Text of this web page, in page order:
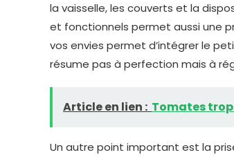
la vaisselle, les couverts et la
et fonctionnels permet aussi une
vos envies permet d’intégrer le
résume pas à perfection mais à
Article en lien : Tomates trop
Un autre point important est la